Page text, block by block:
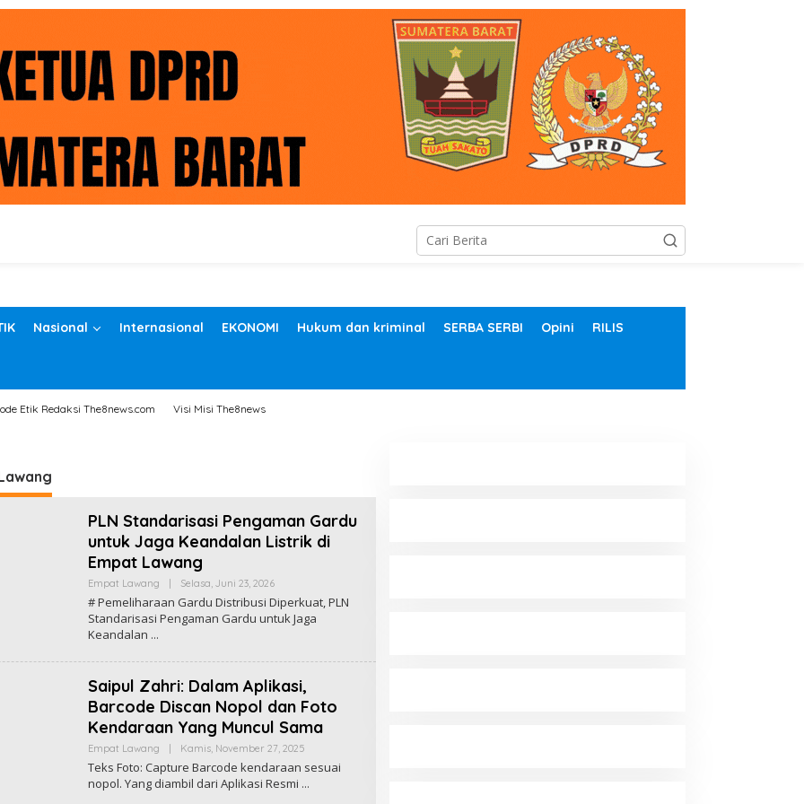
Nasional Internasional EKONOMI Hukum dan kriminal SERBA SERBI Opini RILIS
Etik Redaksi The8news.com Visi Misi The8news
PLN Standarisasi Pengaman Gardu
untuk Jaga Keandalan Listrik di
Empat Lawang
Empat Lawang Selasa, Juni 23, 2026O
L
E
H
D
K
I
T
H
E
N
E
# Pemeliharaan Gardu Distribusi Diperkuat, PLN
Standarisasi Pengaman Gardu untuk Jaga
Keandalan
Saipul Zahri: Dalam Aplikasi,
Barcode Discan Nopol dan Foto
Kendaraan Yang Muncul Sama
Empat Lawang Kamis, November 27, 2025
E
H
Teks Foto: Capture Barcode kendaraan sesuai
nopol. Yang diambil dari Aplikasi Resmi